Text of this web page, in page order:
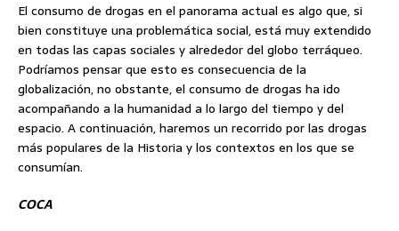
El consumo de drogas en el panorama actual es algo que, si
bien constituye una problemática social, está muy extendido
en todas las capas sociales y alrededor del globo terráqueo.
Podríamos pensar que esto es consecuencia de la
globalización, no obstante, el consumo de drogas ha ido
acompañando a la humanidad a lo largo del tiempo y del
espacio. A continuación, haremos un recorrido por las drogas
más populares de la Historia y los contextos en los que se
consumían.
COCA